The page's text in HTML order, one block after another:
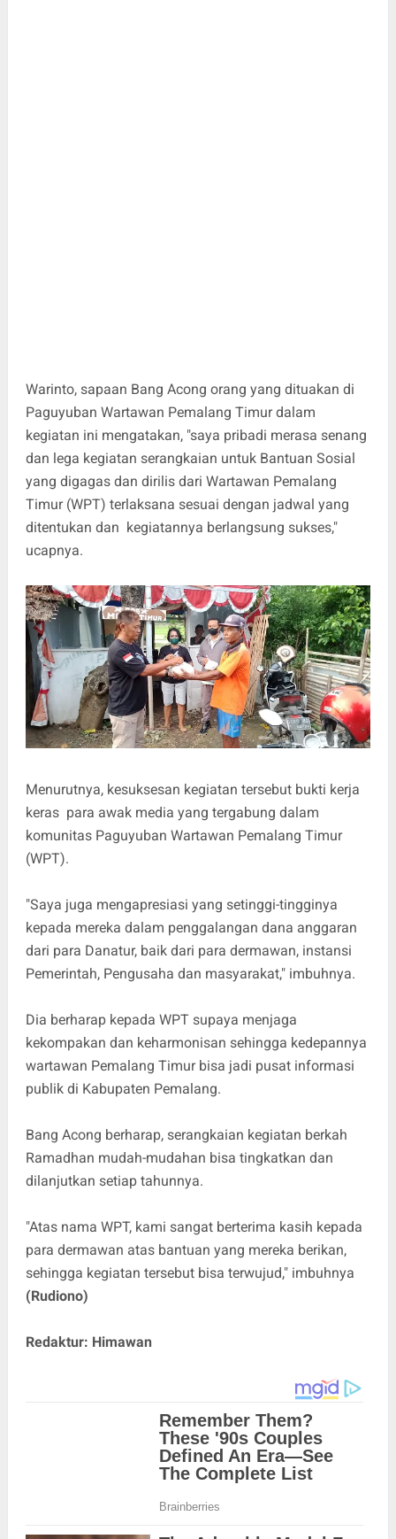
Warinto, sapaan Bang Acong orang yang dituakan di
Paguyuban Wartawan Pemalang Timur dalam
kegiatan ini mengatakan, "saya pribadi merasa senang
dan lega kegiatan serangkaian untuk Bantuan Sosial
yang digagas dan dirilis dari Wartawan Pemalang
Timur (WPT) terlaksana sesuai dengan jadwal yang
ditentukan dan kegiatannya berlangsung sukses,"
ucapnya.
Menurutnya, kesuksesan kegiatan tersebut bukti kerja
keras para awak media yang tergabung dalam
komunitas Paguyuban Wartawan Pemalang Timur
(WPT).
"Saya juga mengapresiasi yang setinggi-tingginya
kepada mereka dalam penggalangan dana anggaran
dari para Danatur, baik dari para dermawan, instansi
Pemerintah, Pengusaha dan masyarakat," imbuhnya.
Dia berharap kepada WPT supaya menjaga
kekompakan dan keharmonisan sehingga kedepannya
wartawan Pemalang Timur bisa jadi pusat informasi
publik di Kabupaten Pemalang.
Bang Acong berharap, serangkaian kegiatan berkah
Ramadhan mudah-mudahan bisa tingkatkan dan
dilanjutkan setiap tahunnya.
"Atas nama WPT, kami sangat berterima kasih kepada
para dermawan atas bantuan yang mereka berikan,
sehingga kegiatan tersebut bisa terwujud," imbuhnya
(Rudiono)
Redaktur: Himawan